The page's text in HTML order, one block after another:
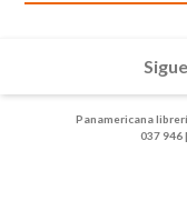
Panamericana
037 946